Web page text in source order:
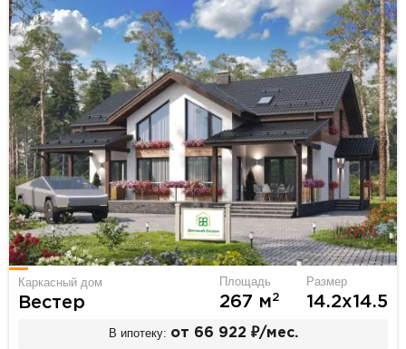
Каркасный дом
Вестер
Площадь
267 м2
Размер
14.2х14.5
В ипотеку: от 66 922 ₽/мес.